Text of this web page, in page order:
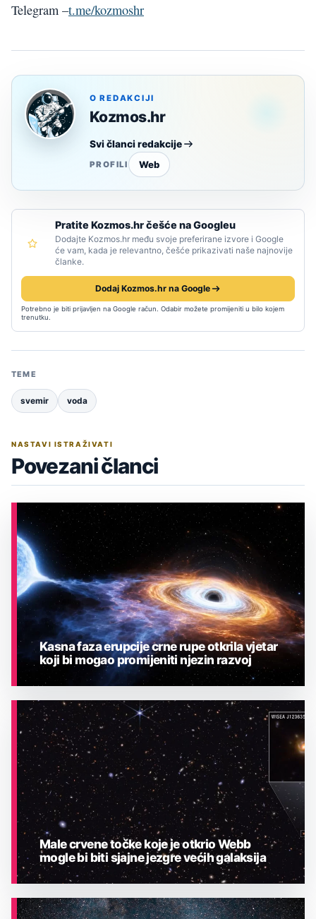
Telegram –t.me/kozmoshr
O REDAKCIJI
Kozmos.hr
Svi članci redakcije
PROFILI Web
Pratite Kozmos.hr češće na Googleu
Dodajte Kozmos.hr među svoje preferirane izvore i Google
će vam, kada je relevantno, češće prikazivati naše najnovije
članke.
Dodaj Kozmos.hr na Google
Potrebno je biti prijavljen na Google račun. Odabir možete promijeniti u bilo kojem
trenutku.
TEME
svemir voda
NASTAVI ISTRAŽIVATI
Povezani članci
ASTRONOMIJA
Kasna faza erupcije crne rupe otkrila vjetar
koji bi mogao promijeniti njezin razvoj
ASTRONOMIJA
Male crvene točke koje je otkrio Webb
mogle bi biti sjajne jezgre većih galaksija